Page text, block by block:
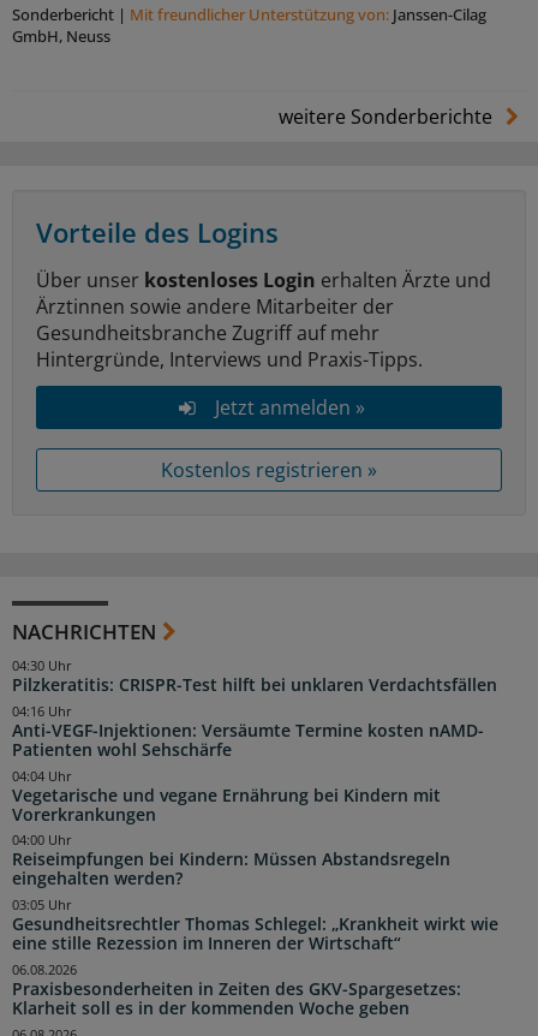
Sonderbericht | Mit freundlicher Unterstützung von: Janssen-Cilag
GmbH, Neuss
weitere Sonderberichte
Vorteile des Logins
Über unser kostenloses Login erhalten Ärzte und
Ärztinnen sowie andere Mitarbeiter der
Gesundheitsbranche Zugriff auf mehr
Hintergründe, Interviews und Praxis-Tipps.
Jetzt anmelden »
Kostenlos registrieren »
NACHRICHTEN
Pilzkeratitis: CRISPR-Test hilft bei unklaren Verdachtsfällen
04:30 Uhr
Anti-VEGF-Injektionen: Versäumte Termine kosten nAMD-
Patienten wohl Sehschärfe
04:16 Uhr
Vegetarische und vegane Ernährung bei Kindern mit
Vorerkrankungen
04:04 Uhr
Reiseimpfungen bei Kindern: Müssen Abstandsregeln
eingehalten werden?
04:00 Uhr
Gesundheitsrechtler Thomas Schlegel: „Krankheit wirkt wie
eine stille Rezession im Inneren der Wirtschaft“
03:05 Uhr
Praxisbesonderheiten in Zeiten des GKV-Spargesetzes:
Klarheit soll es in der kommenden Woche geben
06.08.2026